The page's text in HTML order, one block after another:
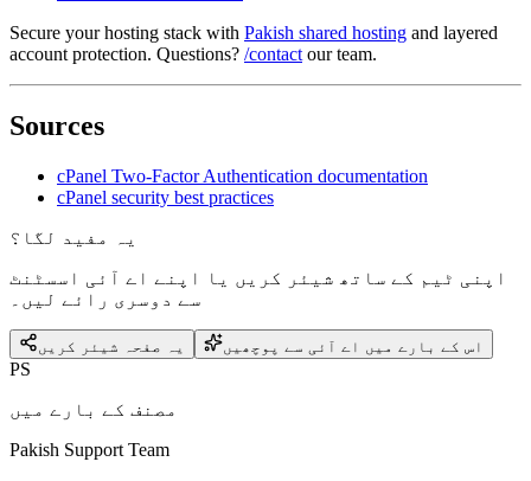
Secure your hosting stack with Pakish shared hosting and layered
account protection. Questions? /contactour team.
Sources
cPanel Two-Factor Authentication documentation
cPanel security best practices
یہ مفید لگا؟
اپنی ٹیم کے ساتھ شیئر کریں یا اپنے اے آئی اسسٹنٹ
سے دوسری رائے لیں۔
یہ صفحہ شیئر کریں اس کے بارے میں اے آئی سے پوچھیں
PS
مصنف کے بارے میں
Pakish Support Team